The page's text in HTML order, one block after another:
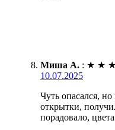
Миша А. : ★ ★ ★
10.07.2025
Чуть опасался,
открытки,
порадовало,